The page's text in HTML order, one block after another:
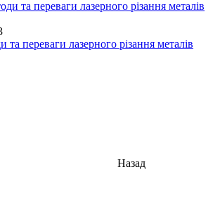
та переваги лазерного різання металів
Назад